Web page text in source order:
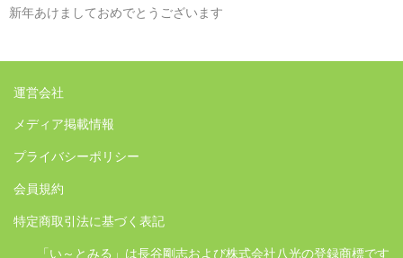
新年あけましておめでとうございます
運営会社
メディア掲載情報
プライバシーポリシー
会員規約
特定商取引法に基づく表記
「い～とみる」は長谷剛志および株式会社八光の登録商標です